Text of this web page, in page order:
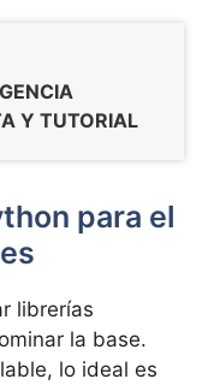
Y TUTORIAL
para el
librerías
la base.
lo ideal es